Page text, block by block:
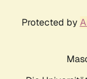
Protected by